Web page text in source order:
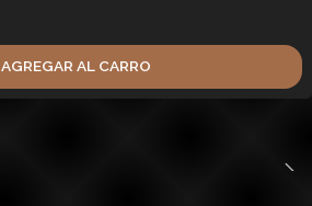
AGREGAR AL CARRO